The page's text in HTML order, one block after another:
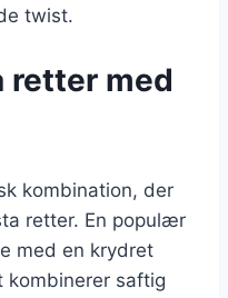
twist.
retter med
kombination, der
retter. En populær
med en krydret
kombinerer saftig